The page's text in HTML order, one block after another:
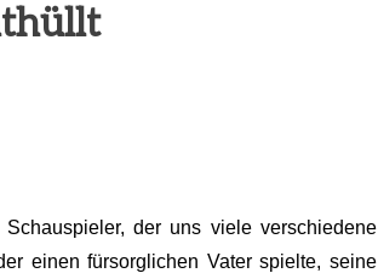
der uns viele verschiedene
einen fürsorglichen Vater spielte, seine